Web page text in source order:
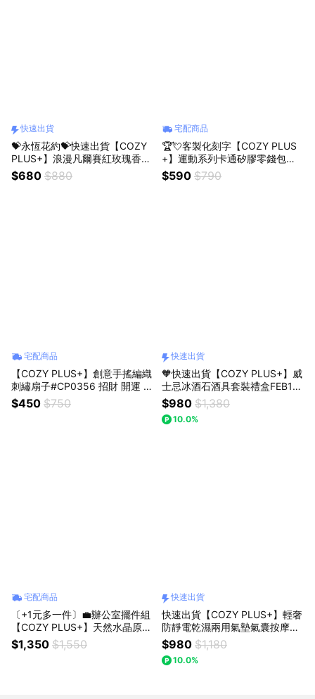
快速出貨
💝永恆花約💝快速出貨【COZY
PLUS+】浪漫凡爾賽紅玫瑰香皂
花束(附提袋)JAN14#CP2014
情人節禮物 女朋友禮物 閨蜜禮
$680 $880
宅配商品
🏆💘客製化刻字【COZY PLUS
+】運動系列卡通矽膠零錢包收
納包SEP24#CP0263 零錢包 收
納包 掛飾 禮物 生日禮物 棒球 籃
$590 $790
宅配商品
【COZY PLUS+】創意手搖編織
刺繡扇子#CP0356 招財 開運 搞
怪 夏天 生日禮物 降溫 交換禮物
$450 $750
快速出貨
🧡快速出貨【COZY PLUS+】威
士忌冰酒石酒具套裝禮盒FEB19
#CP0146 酒杯 生日禮物 交換禮
喬遷禮物 男生禮物 情人節禮物
鑽石杯
$980 $1,380
10.0%
宅配商品
〔+1元多一件〕💼辦公室擺件組
【COZY PLUS+】天然水晶原石
小豆丁擺件擴香石#CP0226 JU
N04 水晶 禮物 生日禮物 交換禮
$1,350 $1,550
快速出貨
快速出貨【COZY PLUS+】輕奢
防靜電乾濕兩用氣墊氣囊按摩梳
禮盒組APR23#CP0192 禮物 生
日禮物 交換禮 母親節禮物
$980 $1,180
10.0%